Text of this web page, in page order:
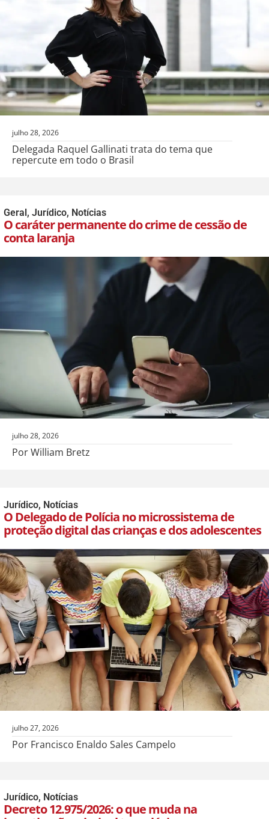
julho 28, 2026
Delegada Raquel Gallinati trata do tema que
repercute em todo o Brasil
Geral, Jurídico, Notícias
O caráter permanente do crime de cessão de
conta laranja
julho 28, 2026
Por William Bretz
Jurídico, Notícias
O Delegado de Polícia no microssistema de
proteção digital das crianças e dos adolescentes
julho 27, 2026
Por Francisco Enaldo Sales Campelo
Jurídico, Notícias
Decreto 12.975/2026: o que muda na